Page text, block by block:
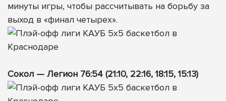
минуты игры, чтобы рассчитывать на борьбу за
выход в «финал четырех».
Сокол — Легион 76:54 (21:10, 22:16, 18:15, 15:13)